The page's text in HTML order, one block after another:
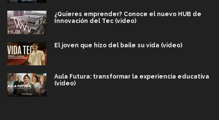
¿Quieres emprender? Conoce el nuevo HUB de
Innovación del Tec (video)
El joven que hizo del baile su vida (video)
Aula Futura: transformar la experiencia educativa
(video)